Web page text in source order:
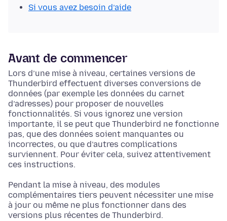
Si vous avez besoin d’aide
Avant de commencer
Lors d’une mise à niveau, certaines versions de
Thunderbird effectuent diverses conversions de
données (par exemple les données du carnet
d’adresses) pour proposer de nouvelles
fonctionnalités. Si vous ignorez une version
importante, il se peut que Thunderbird ne fonctionne
pas, que des données soient manquantes ou
incorrectes, ou que d’autres complications
surviennent. Pour éviter cela, suivez attentivement
ces instructions.
Pendant la mise à niveau, des modules
complémentaires tiers peuvent nécessiter une mise
à jour ou même ne plus fonctionner dans des
versions plus récentes de Thunderbird.